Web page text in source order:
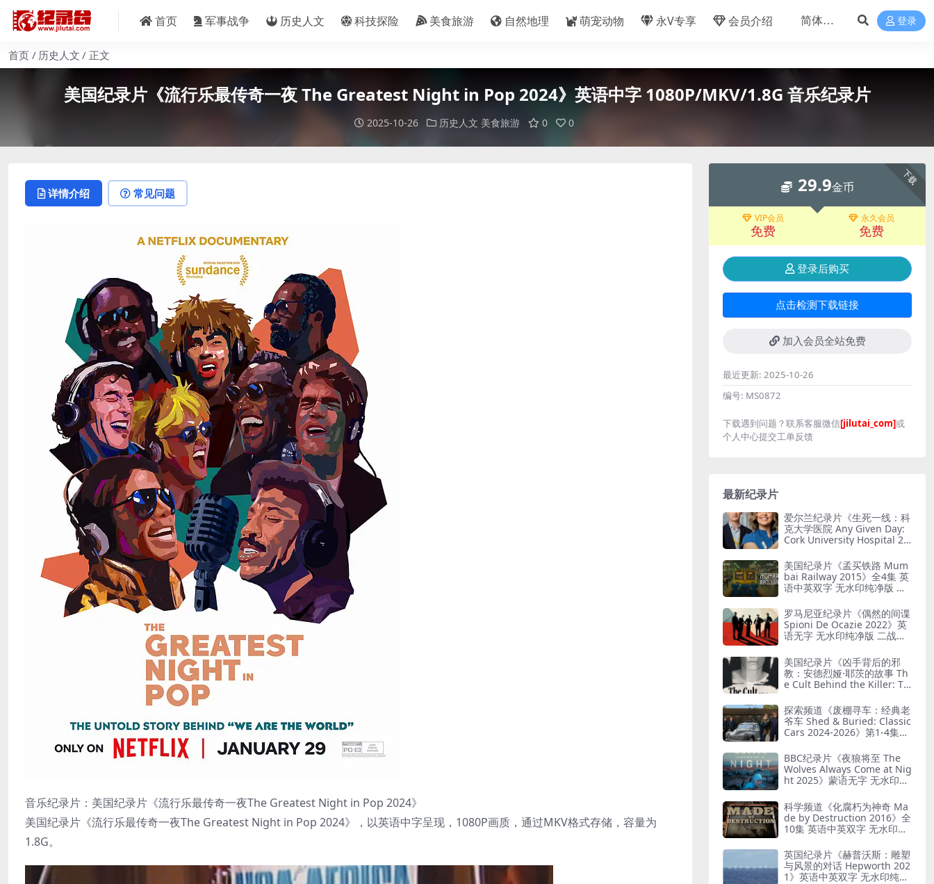
首页 军事战争 历史人文 科技探险 美食旅游 自然地理 萌宠动物 永V专享 会员介绍 登录
首页 历史人文 正文
美国纪录片《流行乐最传奇一夜 The Greatest Night in Pop 2024》英语中字 1080P/MKV/1.8G 音乐纪录片
2025-10-26 历史人文 美食旅游 0 0
详情介绍 常见问题
音乐纪录片：美国纪录片《流行乐最传奇一夜The Greatest Night in Pop 2024》
美国纪录片《流行乐最传奇一夜The Greatest Night in Pop 2024》，以英语中字呈现，1080P画质，通过MKV格式存储，容量为
1.8G。
下载
29.9金币
VIP会员
免费
永久会员
免费
登录后购买
点击检测下载链接
加入会员全站免费
最近更新: 2025-10-26
编号: MS0872
下载遇到问题？联系客服微信[jilutai_com]或
个人中心提交工单反馈
最新纪录片
爱尔兰纪录片《生死一线：科
克大学医院 Any Given Day:
Cork University Hospital 20
水印纯净版 爱尔兰医院
美国纪录片《孟买铁路 Mum
bai Railway 2015》全4集 英
语中英双字 无水印纯净版 孟
罗马尼亚纪录片《偶然的间谍
Spioni De Ocazie 2022》英
语无字 无水印纯净版 二战谍
美国纪录片《凶手背后的邪
教：安德烈娅·耶茨的故事 Th
e Cult Behind the Killer: Th
6》全3集 英语中英双字 无水
印纯净版 精神控制
探索频道《废棚寻车：经典老
爷车 Shed & Buried: Classic
Cars 2024-2026》第1-4集全
净版 翻新老爷车
BBC纪录片《夜狼将至 The
Wolves Always Come at Nig
ht 2025》蒙语无字 无水印纯
科学频道《化腐朽为神奇 Ma
de by Destruction 2016》全
10集 英语中英双字 无水印纯
英国纪录片《赫普沃斯：雕塑
与风景的对话 Hepworth 202
1》英语中英双字 无水印纯净